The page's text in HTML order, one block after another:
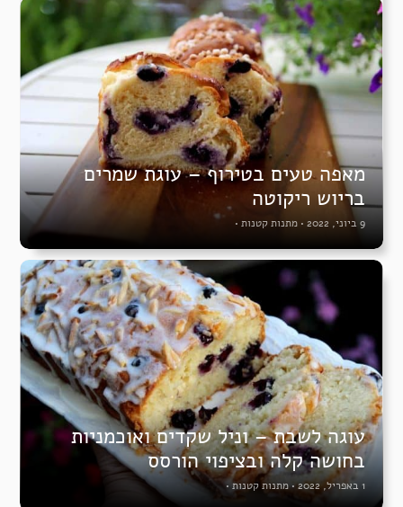
מאפה טעים בטירוף – עוגת שמרים
בריוש ריקוטה
9 ביוני, 2022 • מתנות קטנות •
עוגה לשבת – וניל שקדים ואוכמניות
בחושה קלה ובציפוי הורסס
1 באפריל, 2022 •מתנות קטנות •